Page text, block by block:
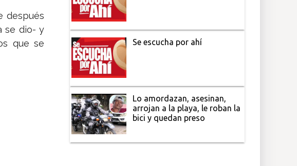
después
se dio- y
que se
Se escucha por ahí
Lo amordazan, asesinan,
arrojan a la playa, le roban la
bici y quedan preso